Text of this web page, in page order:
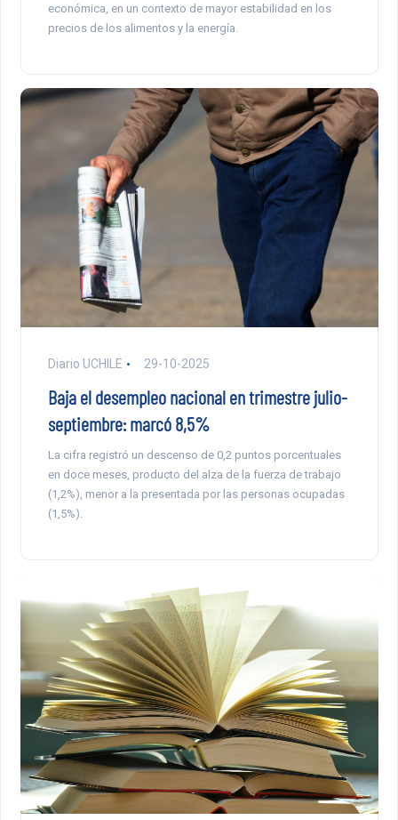
económica, en un contexto de mayor estabilidad en los
precios de los alimentos y la energía.
Diario UCHILE 29-10-2025
Baja el desempleo nacional en trimestre julio-
septiembre: marcó 8,5%
La cifra registró un descenso de 0,2 puntos porcentuales
en doce meses, producto del alza de la fuerza de trabajo
(1,2%), menor a la presentada por las personas ocupadas
(1,5%).